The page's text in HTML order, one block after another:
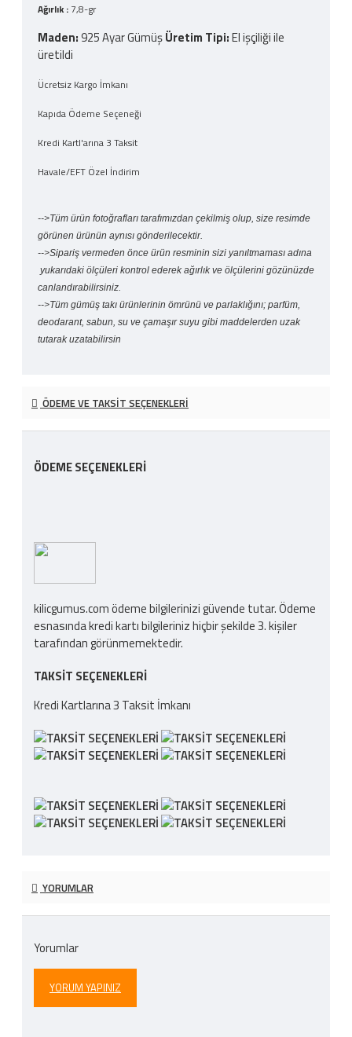
Ağırlık : 7,8-gr
Maden:925 Ayar GümüşÜretim Tipi:El işçiliği ile
üretildi
Ücretsiz Kargo İmkanı
Kapıda Ödeme Seçeneği
Kredi Kartl'arına 3 Taksit
Havale/EFT Özel İndirim
-->Tüm ürün fotoğrafları tarafımızdan çekilmiş olup, size resimde
görünen ürünün aynısı gönderilecektir.
-->Sipariş vermeden önce ürün resminin sizi yanıltmaması adına
yukarıdaki ölçüleri kontrol ederek ağırlık ve ölçülerini gözünüzde
canlandırabilirsiniz.
-->Tüm gümüş takı ürünlerinin ömrünü ve parlaklığını; parfüm,
deodarant, sabun, su ve çamaşır suyu gibi maddelerden uzak
tutarak uzatabilirsin
ÖDEME VE TAKSIT SEÇENEKLERI
ÖDEME SEÇENEKLERI
kilicgumus.com ödeme bilgilerinizi güvende tutar. Ödeme
esnasında kredi kartı bilgileriniz hiçbir şekilde 3. kişiler
tarafından görünmemektedir.
TAKSIT SEÇENEKLERI
Kredi Kartlarına 3 Taksit İmkanı
YORUMLAR
Yorumlar
YORUM YAPINIZ